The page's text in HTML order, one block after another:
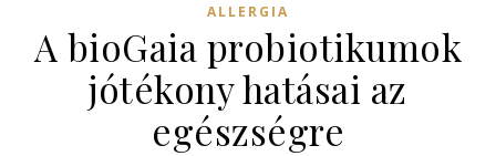
ALLERGIA
A bioGaia probiotikumok
jótékony hatásai az
egészségre